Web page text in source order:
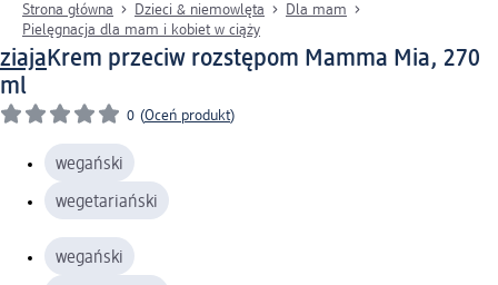
Strona główna Dzieci & niemowlęta
Dla mam
Pielęgnacja dla mam i kobiet w ciąży
ziaja Krem przeciw rozstępom Mamma Mia, 270
ml
0 (Oceń produkt)
wegański
wegetariański
wegański